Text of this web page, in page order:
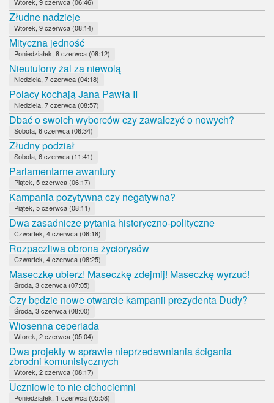
Złudne nadzieje
Wtorek, 9 czerwca (08:14)
Mityczna jedność
Poniedziałek, 8 czerwca (08:12)
Nieutulony żal za niewolą
Niedziela, 7 czerwca (04:18)
Polacy kochają Jana Pawła II
Niedziela, 7 czerwca (08:57)
Dbać o swoich wyborców czy zawalczyć o nowych?
Sobota, 6 czerwca (06:34)
Złudny podział
Sobota, 6 czerwca (11:41)
Parlamentarne awantury
Piątek, 5 czerwca (06:17)
Kampania pozytywna czy negatywna?
Piątek, 5 czerwca (08:11)
Dwa zasadnicze pytania historyczno-polityczne
Czwartek, 4 czerwca (06:18)
Rozpaczliwa obrona życiorysów
Czwartek, 4 czerwca (08:25)
Maseczkę ubierz! Maseczkę zdejmij! Maseczkę wyrzuć!
Środa, 3 czerwca (07:05)
Czy będzie nowe otwarcie kampanii prezydenta Dudy?
Środa, 3 czerwca (08:00)
Wiosenna ceperiada
Wtorek, 2 czerwca (05:04)
Dwa projekty w sprawie nieprzedawniania ścigania
zbrodni komunistycznych
Wtorek, 2 czerwca (08:17)
Uczniowie to nie cichociemni
Poniedziałek, 1 czerwca (05:58)